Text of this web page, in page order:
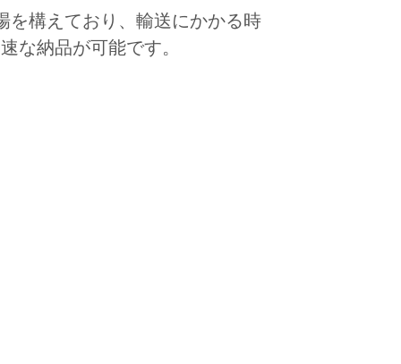
を構えており、輸送にかかる時
な納品が可能です。